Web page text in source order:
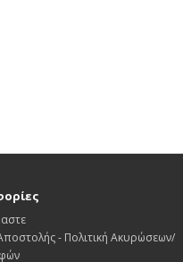
- Πολιτική Ακυρώσεων/